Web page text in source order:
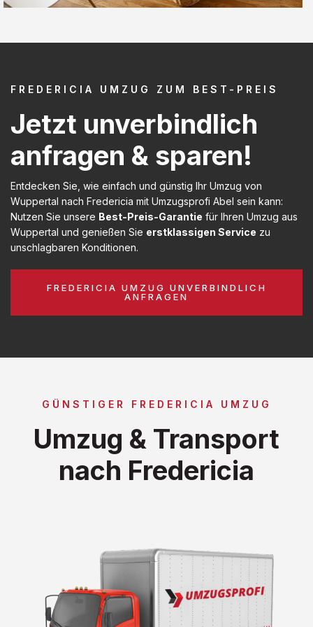
FREDERICIA UMZUG ZUM BEST-PREIS
Jetzt unverbindlich
anfragen & sparen!
Entdecken Sie, wie einfach und günstig Ihr Umzug von
Wuppertal nach Fredericia mit Umzugsprofi Abel sein kann:
Nutzen Sie unsere Best-Preis-Garantie für Ihren Umzug aus
Wuppertal und genießen Sie erstklassigen Service zu
unschlagbaren Konditionen.
FREDERICIA UMZUG UNVERBINDLICH
ANFRAGEN
GÜNSTIGER FREDERICIA UMZUG
Umzug & Transport
nach Fredericia